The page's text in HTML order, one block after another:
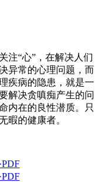
“心”，在解决人们
异常的心理问题，而
疾病的隐患，就是一
解决贪嗔痴产生的问
内在的良性潜质。只
暇的健康者。